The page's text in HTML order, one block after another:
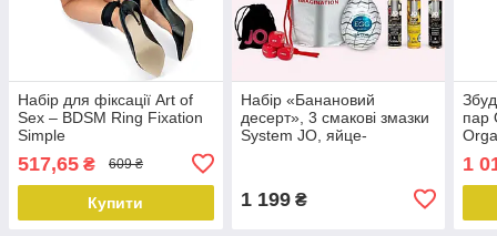
Набір для фіксації Art of
Sex – BDSM Ring Fixation
Simple
517,65 ₴ 609 ₴
Купити
Набір «Банановий
десерт», 3 смакові змазки
System JO, яйце-
1 199₴
пар
1